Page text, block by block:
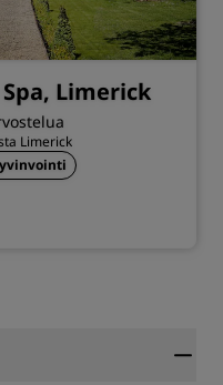
Limerick
Limerick